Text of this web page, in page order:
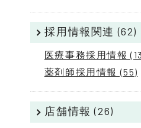
採用情報関連 (62)
医療事務採用情報
薬剤師採用情報 (55)
店舗情報 (26)